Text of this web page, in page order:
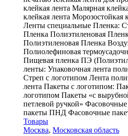
клейкая лента Малярная
клейкая лента Морозостойкая
Ленты специальные Пленка:
Пленка Полиэтиленовая
Полиэтиленовая Пленка
Полиолефиновая
Пищевая пленка ПЭ
ленты: Упаковочная лента
Стреп с логотипом Лента
лента Пакеты с логотипом:
логотипом Пакеты «с
петлевой ручкой»
пакеты ПНД Фасовочные
Товары
Москва, Московская область